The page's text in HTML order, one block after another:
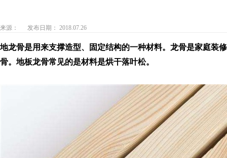
来源： 发布日期： 2018.07.26
地龙骨是用来支撑造型、固定结构的一种材料。龙骨是家庭
骨。地板龙骨常见的是材料是烘干落叶松。